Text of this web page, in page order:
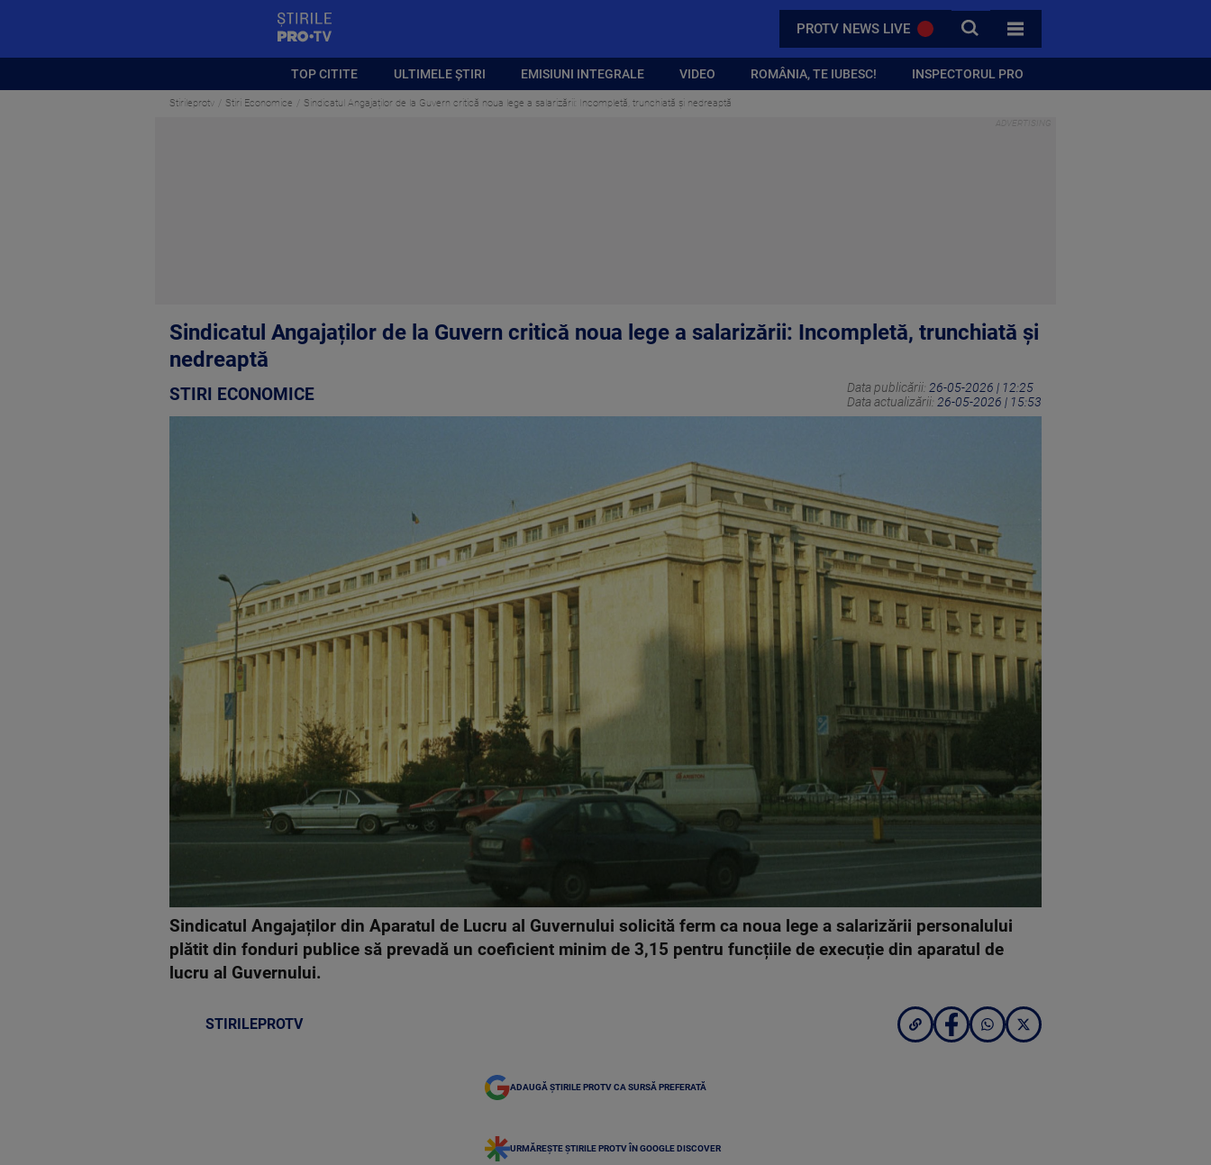
PROTV NEWS LIVE CAUTA
TOATE CATEGORIILE
TOP CITITE ULTIMELE ȘTIRI EMISIUNI INTEGRALE VIDEO ROMÂNIA, TE IUBESC! INSPECTORUL PRO
Stirileprotv Stiri Economice Sindicatul Angajaților de la Guvern critică noua lege a salarizării: Incompletă, trunchiată și nedreaptă
Sindicatul Angajaților de la Guvern critică noua lege a salarizării: Incompletă, trunchiată și
nedreaptă
STIRI ECONOMICE Data publicării: 26-05-2026 | 12:25
Data actualizării: 26-05-2026 | 15:53
Sindicatul Angajaților din Aparatul de Lucru al Guvernului solicită ferm ca noua lege a salarizării personalului
plătit din fonduri publice să prevadă un coeficient minim de 3,15 pentru funcțiile de execuție din aparatul de
lucru al Guvernului.
STIRILEPROTV
ADAUGĂ ȘTIRILE PROTV CA SURSĂ PREFERATĂ
URMĂREȘTE ȘTIRILE PROTV ÎN GOOGLE DISCOVER